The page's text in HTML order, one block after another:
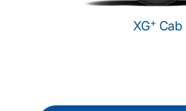
XG+ Cab